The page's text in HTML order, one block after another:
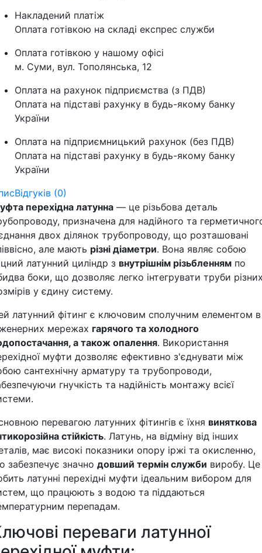
Накладений платіж
Оплата готівкою на складі експрес служби
Оплата готівкою у нашому офісі
м. Суми, вул. Тополянська, 12
Оплата на рахунок підприємства (з ПДВ)
Оплата на підставі рахунку в будь-якому банку
України
Оплата на підприємницький рахунок (без ПДВ)
Оплата на підставі рахунку в будь-якому банку
України
Відгуків (0)
перехідна латунна — це різьбова деталь
призначена для надійного та
двох ділянок трубопроводу, що розташовані
але мають різні діаметри. Вона являє собою
латунний циліндр з внутрішнім різьбленням по
боки, що дозволяє легко інтегрувати труби
у єдину систему.
латунний фітинг є ключовим сполучним елементом в
мережах гарячого та холодного
а також опалення. Використання
муфти дозволяє ефективно з'єднувати між
сантехнічну арматуру та трубопроводи,
гнучкість та надійність монтажу всієї
перевагою латунних фітингів є їхня виняткова
стійкість. Латунь, на відміну від інших
має високі показники опору іржі та окисленню,
забезпечує значно довший термін служби виробу. Це
латунні перехідні муфти ідеальним вибором для
що працюють з водою та піддаються
перепадам.
переваги латунної